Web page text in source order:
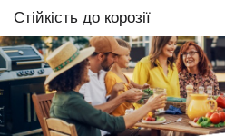
Стійкість до корозії